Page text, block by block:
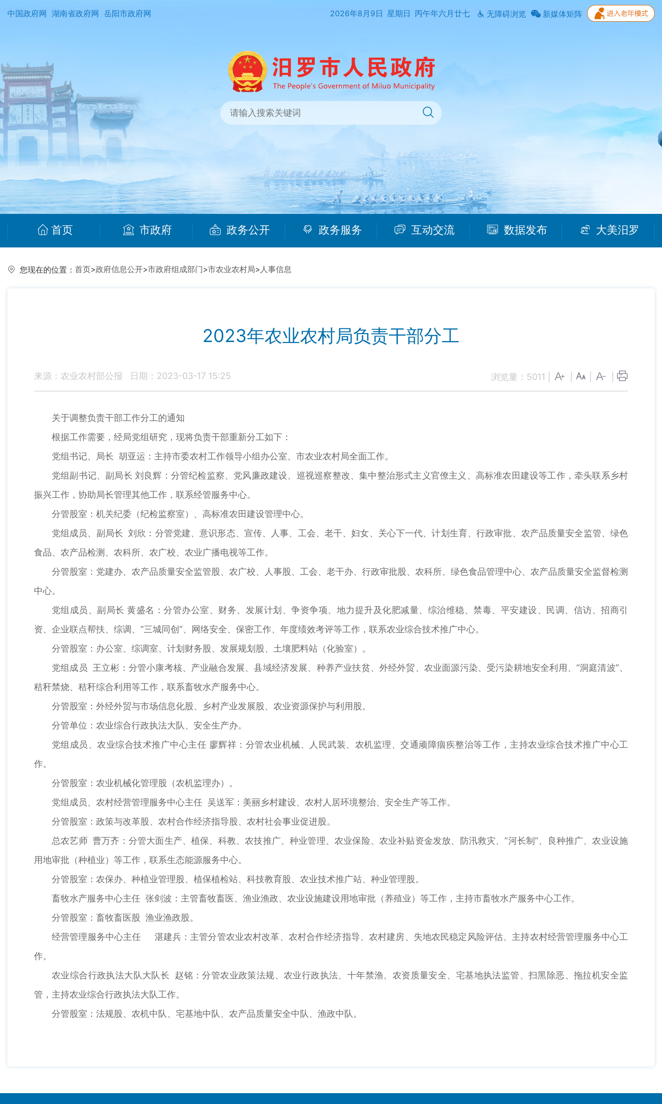
中国政府网 湖南省政府网 岳阳市政府网 2026年8月9日 星期日 丙午年六月廿七 无障碍浏览 新媒体矩阵
首页 市政府 政务公开 政务服务 互动交流 数据发布 大美汨罗
您现在的位置： 首页>政府信息公开>市政府组成部门>市农业农村局>人事信息
2023年农业农村局负责干部分工
来源：农业农村部公报 日期：2023-03-17 15:25 浏览量： 5011
关于调整负责干部工作分工的通知
根据工作需要，经局党组研究，现将负责干部重新分工如下：
党组书记、局长 胡亚运：主持市委农村工作领导小组办公室、市农业农村局全面工作。
党组副书记、副局长 刘良辉：分管纪检监察、党风廉政建设、巡视巡察整改、集中整治形式主义官僚主义、高标准农田建设等工作，牵头联系乡村
振兴工作，协助局长管理其他工作，联系经管服务中心。
分管股室：机关纪委（纪检监察室）、高标准农田建设管理中心。
党组成员、副局长 刘欣：分管党建、意识形态、宣传、人事、工会、老干、妇女、关心下一代、计划生育、行政审批、农产品质量安全监管、绿色
食品、农产品检测、农科所、农广校、农业广播电视等工作。
分管股室：党建办、农产品质量安全监管股、农广校、人事股、工会、老干办、行政审批股、农科所、绿色食品管理中心、农产品质量安全监督检测
中心。
党组成员、副局长 黄盛名：分管办公室、财务、发展计划、争资争项、地力提升及化肥减量、综治维稳、禁毒、平安建设、民调、信访、招商引
资、企业联点帮扶、综调、“三城同创”、网络安全、保密工作、年度绩效考评等工作，联系农业综合技术推广中心。
分管股室：办公室、综调室、计划财务股、发展规划股、土壤肥料站（化验室）。
党组成员 王立彬：分管小康考核、产业融合发展、县域经济发展、种养产业扶贫、外经外贸、农业面源污染、受污染耕地安全利用、“洞庭清波”、
秸秆禁烧、秸秆综合利用等工作，联系畜牧水产服务中心。
分管股室：外经外贸与市场信息化股、乡村产业发展股、农业资源保护与利用股。
分管单位：农业综合行政执法大队、安全生产办。
党组成员、农业综合技术推广中心主任 廖辉祥：分管农业机械、人民武装、农机监理、交通顽障痼疾整治等工作，主持农业综合技术推广中心工
作。
分管股室：农业机械化管理股（农机监理办）。
党组成员、农村经营管理服务中心主任 吴送军：美丽乡村建设、农村人居环境整治、安全生产等工作。
分管股室：政策与改革股、农村合作经济指导股、农村社会事业促进股。
总农艺师 曹万齐：分管大面生产、植保、科教、农技推广、种业管理、农业保险、农业补贴资金发放、防汛救灾、“河长制”、良种推广、农业设施
用地审批（种植业）等工作，联系生态能源服务中心。
分管股室：农保办、种植业管理股、植保植检站、科技教育股、农业技术推广站、种业管理股。
畜牧水产服务中心主任 张剑波：主管畜牧畜医、渔业渔政、农业设施建设用地审批（养殖业）等工作，主持市畜牧水产服务中心工作。
分管股室：畜牧畜医股 渔业渔政股。
经营管理服务中心主任 湛建兵：主管分管农业农村改革、农村合作经济指导、农村建房、失地农民稳定风险评估、主持农村经营管理服务中心工
作。
农业综合行政执法大队大队长 赵铭：分管农业政策法规、农业行政执法、十年禁渔、农资质量安全、宅基地执法监管、扫黑除恶、拖拉机安全监
管，主持农业综合行政执法大队工作。
分管股室：法规股、农机中队、宅基地中队、农产品质量安全中队、渔政中队。